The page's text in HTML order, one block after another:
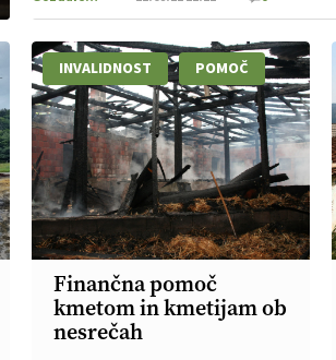
INVALIDNOST POMOČ
Finančna pomoč
kmetom in kmetijam ob
nesrečah